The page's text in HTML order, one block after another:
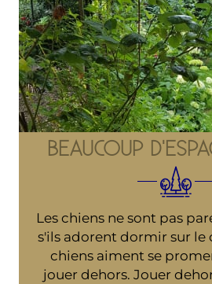
BEAUCOUP
Les chiens ne sont pas
s'ils adorent dormir sur le
chiens aiment se
jouer dehors. Jouer